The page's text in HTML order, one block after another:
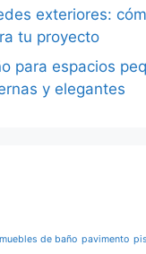
exteriores:
tu proyecto
para espacios
y elegantes
muebles de baño pavimento